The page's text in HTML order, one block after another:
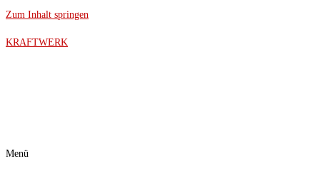
Zum Inhalt springen
KRAFTWERK
Menü